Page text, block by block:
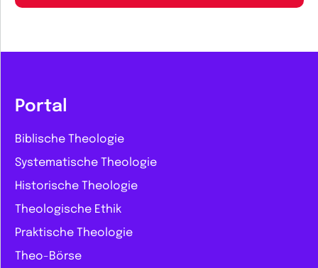
Portal
Biblische Theologie
Systematische Theologie
Historische Theologie
Theologische Ethik
Praktische Theologie
Theo-Börse